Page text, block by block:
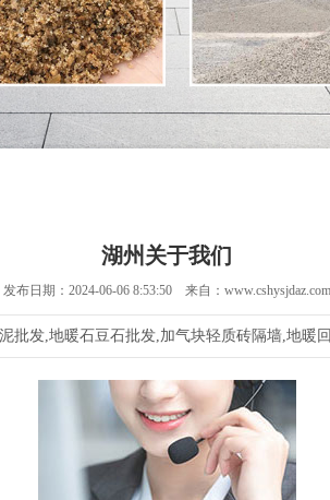
湖州关于我们
发布日期：2024-06-06 8:53:50 来自：www.cshysjdaz.com
发,地暖石豆石批发,加气块轻质砖隔墙,地暖